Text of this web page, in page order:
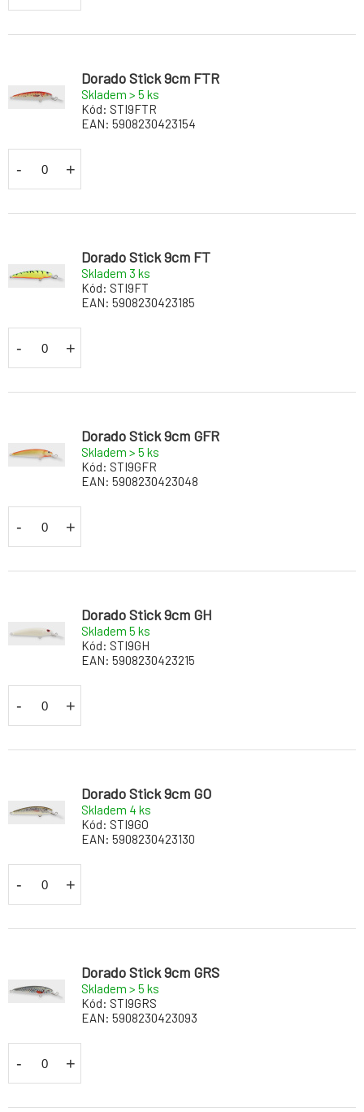
Dorado Stick 9cm FTR
Skladem > 5 ks
Kód: STI9FTR
EAN: 5908230423154
- +
Dorado Stick 9cm FT
Skladem 3 ks
Kód: STI9FT
EAN: 5908230423185
- +
Dorado Stick 9cm GFR
Skladem > 5 ks
Kód: STI9GFR
EAN: 5908230423048
- +
Dorado Stick 9cm GH
Skladem 5 ks
Kód: STI9GH
EAN: 5908230423215
- +
Dorado Stick 9cm GO
Skladem 4 ks
Kód: STI9GO
EAN: 5908230423130
- +
Dorado Stick 9cm GRS
Skladem > 5 ks
Kód: STI9GRS
EAN: 5908230423093
- +